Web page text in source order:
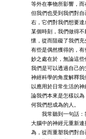
等外在事物所影響，而
但我們也受到我們對
右，它們對我們想要
某個時刻，我們做得
懷，從而阻礙了我們
有些是偶然獲得的，
妙之處在於，無論這些
我們是可以透過自己
神經科學的角度解釋
以應用於日常生活的
論我們本來是怎樣以
何我們想成為的人。
我常聽到一句話：
大腦中的神經元重新
為，從而重塑我們對